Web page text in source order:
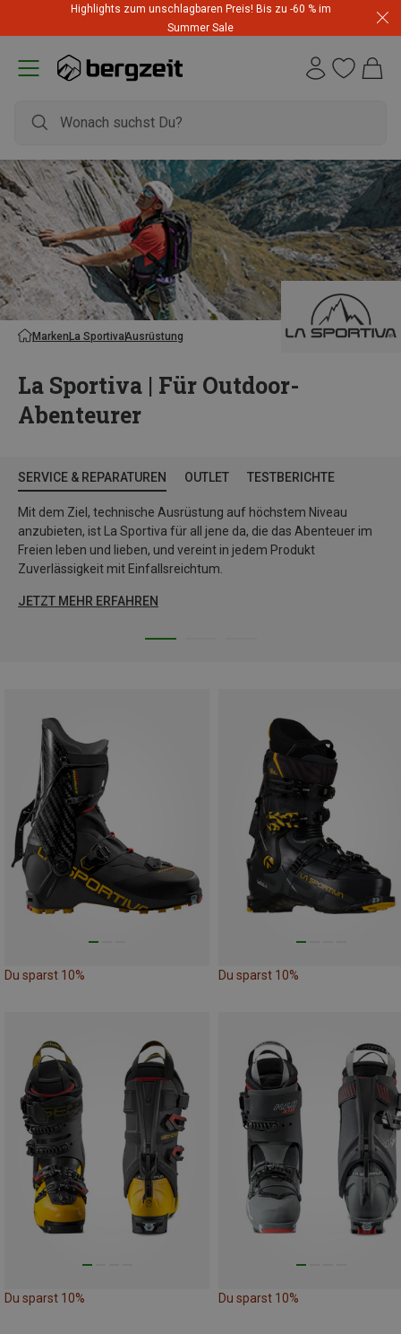
Highlights zum unschlagbaren Preis! Bis zu -60 % im
Summer Sale
MarkenLa SportivaAusrüstung
La Sportiva | Für Outdoor-
Abenteurer
SERVICE & REPARATUREN OUTLET TESTBERICHTE
Mit dem Ziel, technische Ausrüstung auf höchstem Niveau
anzubieten, ist La Sportiva für all jene da, die das Abenteuer im
Freien leben und lieben, und vereint in jedem Produkt
Zuverlässigkeit mit Einfallsreichtum.
JETZT MEHR ERFAHREN
Du sparst 10% Du sparst 10%
Du sparst 10% Du sparst 10%